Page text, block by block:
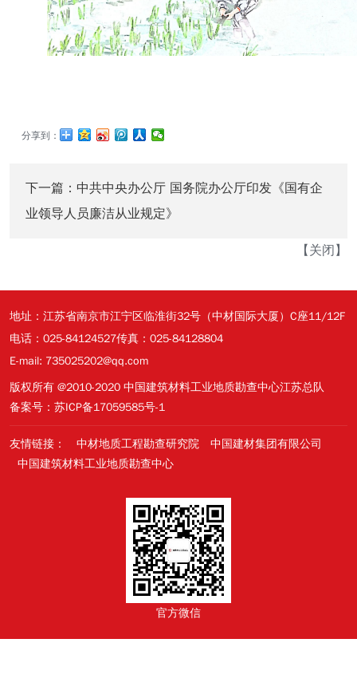
分享到：
下一篇： 中共中央办公厅 国务院办公厅印发《国有企
业领导人员廉洁从业规定》
【关闭】
地址：江苏省南京市江宁区临淮街32号（中材国际大厦）C座11/12F
电话：025-84124527传真：025-84128804
E-mail: 735025202@qq.com
版权所有 @2010-2020 中国建筑材料工业地质勘查中心江苏总队
备案号：苏ICP备17059585号-1
友情链接： 中材地质工程勘查研究院
中国建材集团有限公司
中国建筑材料工业地质勘查中心
官方微信